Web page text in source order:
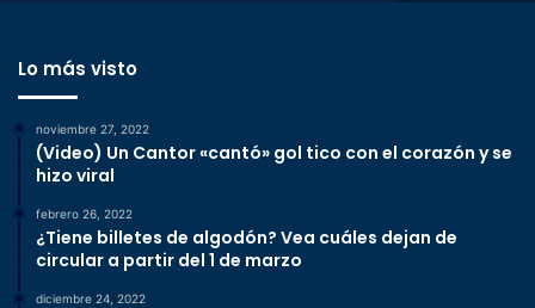
Lo más visto
noviembre 27, 2022
(Video) Un Cantor «cantó» gol tico con el corazón y se
hizo viral
febrero 26, 2022
¿Tiene billetes de algodón? Vea cuáles dejan de
circular a partir del 1 de marzo
diciembre 24, 2022